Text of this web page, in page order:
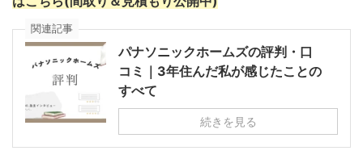
関連記事
パナソニックホームズの評判・口
コミ｜3年住んだ私が感じたことの
すべて
続きを見る